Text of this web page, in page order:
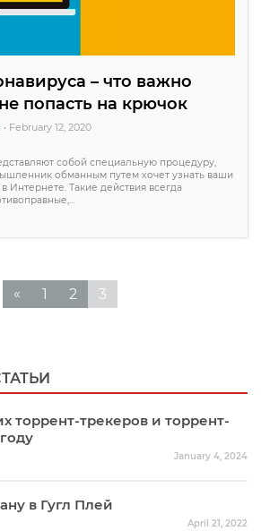
– что важно
попасть на крючок
• February 12, 2020
собой специальную процедуру,
обманным путем хочет узнать ваши
Интернете. Такие действия всегда
« 1 2 3
торрент-трекеров и торрент-
January 4, 2024
в Гугл Плей
April 21, 2022